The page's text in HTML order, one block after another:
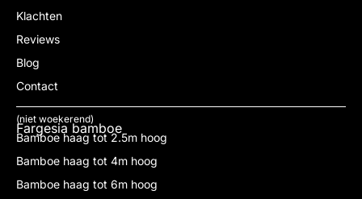
Klachten
Reviews
Blog
Contact
Fargesia bamboe
(niet woekerend)
Bamboe haag tot 2.5m hoog
Bamboe haag tot 4m hoog
Bamboe haag tot 6m hoog